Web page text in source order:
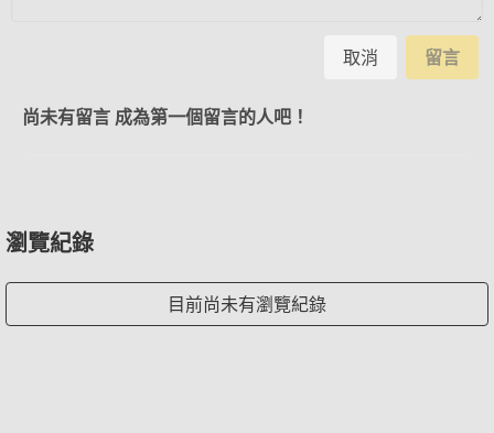
取消 留言
尚未有留言 成為第一個留言的人吧！
瀏覽紀錄
目前尚未有瀏覽紀錄